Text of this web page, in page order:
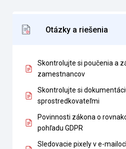
Otázky a riešenia
Skontrolujte si poučenia a
zamestnancov
Skontrolujte si
sprostredkovateľmi
Povinnosti zákona o
pohľadu GDPR
Sledovacie pixely v e-